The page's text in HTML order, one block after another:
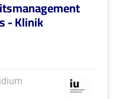
- Klinik